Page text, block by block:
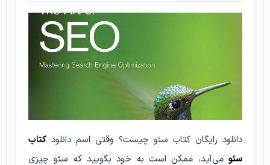
دانلود رایگان کتاب سئو چیست؟ وقتی اسم دانلود کتاب
سئو می‌آید، ممکن است به خود بگویید که سئو چیزی